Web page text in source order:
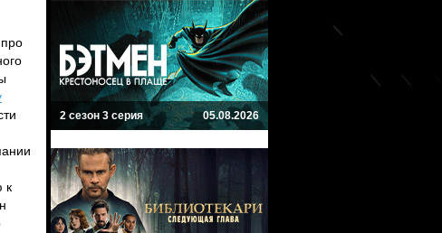
к
2 сезон 3 серия 05.08.2026